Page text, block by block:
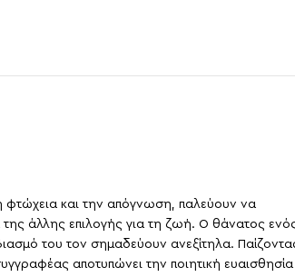
φτώχεια και την απόγνωση, παλεύουν να
άλλης επιλογής για τη ζωή. Ο θάνατος
του τον σημαδεύουν ανεξίτηλα.
αποτυπώνει την ποιητική ευαισθησία